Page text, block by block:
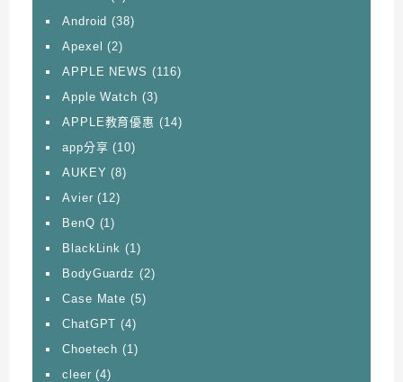
Android (38)
Apexel (2)
APPLE NEWS (116)
Apple Watch (3)
APPLE教育優惠 (14)
app分享 (10)
AUKEY (8)
Avier (12)
BenQ (1)
BlackLink (1)
BodyGuardz (2)
Case Mate (5)
ChatGPT (4)
Choetech (1)
cleer (4)